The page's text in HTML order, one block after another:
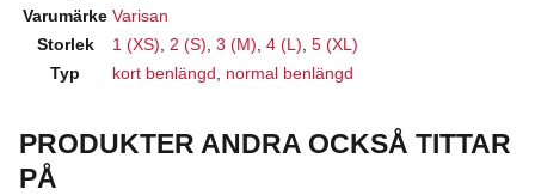
Varumärke Varisan
Storlek
1 (XS) 2 (S) 3 (M) 4 (L) 5 (XL)
Typ
kort benlängd normal benlängd
PRODUKTER ANDRA OCKSÅ TITTAR
PÅ